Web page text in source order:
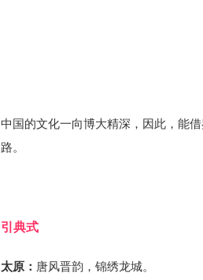
中国的文化一向博大精深，因此，能
路。
引典式
太原： 唐风晋韵，锦绣龙城。